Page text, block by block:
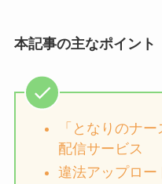
本記事の主なポイント
「となりのナ
配信サービス
違法アップロー